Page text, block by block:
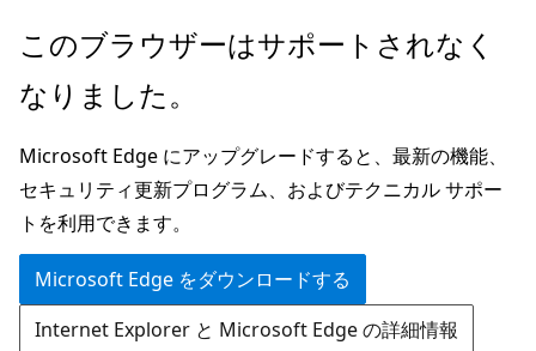
メ
ン
ン
テ
ン
ツ
に
ス
このブラウザーはサポートされなく
なりました。
Microsoft Edge にアップグレードすると、最新の機能、
セキュリティ更新プログラム、およびテクニカル サポー
トを利用できます。
Microsoft Edge をダウンロードする
Internet Explorer と Microsoft Edge の詳細情報